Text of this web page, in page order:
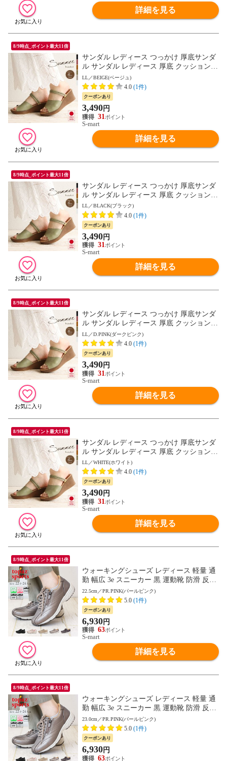
詳細を見る
8/9時点_ポイント最大11倍
サンダル レディース つっかけ 厚底サンダ
ル サンダル レディース 厚底 クッション
ストラップサンダル 脱げにくい 2way ウェ
ッジソール ミュール オープントゥ 6cm ヒ
ール ウエッジソール 夏 日本製 黒 ブラッ
ク ベージュ グリーン ピンク 白 ホワイト 1
332 送料無料
LL／BEIGE(ベージュ)
4.0 (1件)
クーポンあり
3,490円
31
S-mart
詳細を見る
8/9時点_ポイント最大11倍
サンダル レディース つっかけ 厚底サンダ
ル サンダル レディース 厚底 クッション
ストラップサンダル 脱げにくい 2way ウェ
ッジソール ミュール オープントゥ 6cm ヒ
ール ウエッジソール 夏 日本製 黒 ブラッ
ク ベージュ グリーン ピンク 白 ホワイト 1
332 送料無料
LL／BLACK(ブラック)
4.0 (1件)
クーポンあり
3,490円
31
S-mart
詳細を見る
8/9時点_ポイント最大11倍
サンダル レディース つっかけ 厚底サンダ
ル サンダル レディース 厚底 クッション
ストラップサンダル 脱げにくい 2way ウェ
ッジソール ミュール オープントゥ 6cm ヒ
ール ウエッジソール 夏 日本製 黒 ブラッ
ク ベージュ グリーン ピンク 白 ホワイト 1
332 送料無料
LL／D.PINK(ダークピンク)
4.0 (1件)
クーポンあり
3,490円
31
S-mart
詳細を見る
8/9時点_ポイント最大11倍
サンダル レディース つっかけ 厚底サンダ
ル サンダル レディース 厚底 クッション
ストラップサンダル 脱げにくい 2way ウェ
ッジソール ミュール オープントゥ 6cm ヒ
ール ウエッジソール 夏 日本製 黒 ブラッ
ク ベージュ グリーン ピンク 白 ホワイト 1
332 送料無料
LL／WHITE(ホワイト)
4.0 (1件)
クーポンあり
3,490円
31
S-mart
詳細を見る
8/9時点_ポイント最大11倍
ウォーキングシューズ レディース 軽量 通
勤 幅広 3e スニーカー 黒 運動靴 防滑 反射
板付き リフレクター トパーズ 靴 TOPAZ 7
048
22.5cm／PR.PINK(パールピンク)
5.0 (1件)
クーポンあり
6,930円
63
S-mart
詳細を見る
8/9時点_ポイント最大11倍
ウォーキングシューズ レディース 軽量 通
勤 幅広 3e スニーカー 黒 運動靴 防滑 反射
板付き リフレクター トパーズ 靴 TOPAZ 7
048
23.0cm／PR.PINK(パールピンク)
5.0 (1件)
クーポンあり
6,930円
63